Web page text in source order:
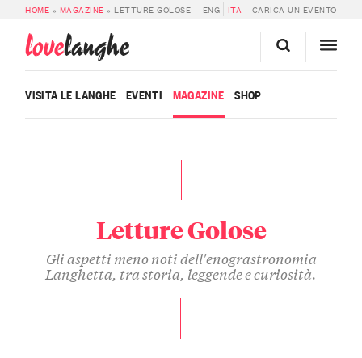
HOME » MAGAZINE » LETTURE GOLOSE ENG ITA CARICA UN EVENTO
lovelanghe
VISITA LE LANGHE EVENTI MAGAZINE SHOP
Letture Golose
Gli aspetti meno noti dell'enograstronomia
Langhetta, tra storia, leggende e curiosità.